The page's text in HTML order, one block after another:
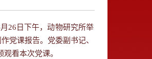
月 26 日下午，动物研究所举
党课报告。 党委副书记、
看本次党课。